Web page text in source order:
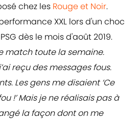
chez les Rouge et Noir.
XXL lors d'un choc
dès le mois d'août 2019.
match toute la semaine.
reçu des messages fous.
Les gens me disaient ‘Ce
!’ Mais je ne réalisais pas à
la façon dont on me